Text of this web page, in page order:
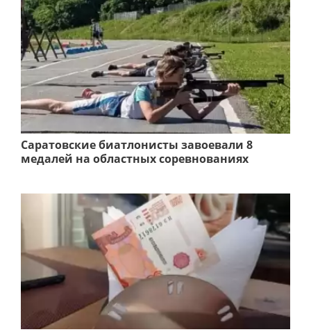
Саратовские биатлонисты завоевали 8
медалей на областных соревнованиях